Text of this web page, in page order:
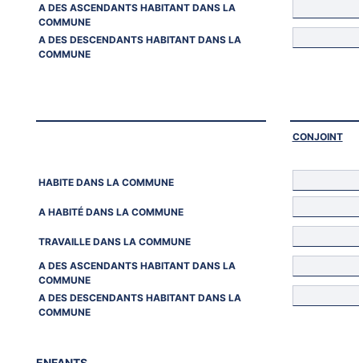
A DES ASCENDANTS HABITANT DANS LA
COMMUNE
A DES DESCENDANTS HABITANT DANS LA
COMMUNE
HABITE DANS LA COMMUNE
A HABITÉ DANS LA COMMUNE
TRAVAILLE DANS LA COMMUNE
A DES ASCENDANTS HABITANT DANS LA
COMMUNE
A DES DESCENDANTS HABITANT DANS LA
COMMUNE
CONJOINT